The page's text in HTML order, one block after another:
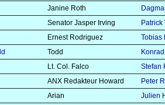
Janine Roth
Senator Jasper Irving
Ernest Rodriguez
Tobias
Todd
Lt. Col. Falco
Stefan
ANX Redakteur Howard
Peter
Arian
Julien